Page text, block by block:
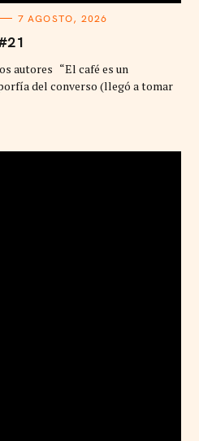
7 AGOSTO, 2026
autores “El café es un
del converso (llegó a tomar